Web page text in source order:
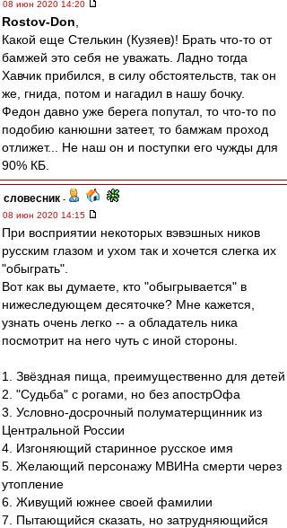
08 июн 2020 14:20
Rostov-Don
Какой еще Стелькин (Кузяев)! Брать что-то от
бамжей это себя не уважать. Ладно тогда
Хавчик прибился, в силу обстоятельств, так он
же, гнида, потом и нагадил в нашу бочку.
Федон давно уже берега попутал, то что-то по
подобию канюшни затеет, то бамжам проход
отлижет... Не наш он и поступки его чужды для
90% КБ.
словесник -
08 июн 2020 14:15
При восприятии некоторых вэвэшных ников
русским глазом и ухом так и хочется слегка их
"обыграть".
Вот как вы думаете, кто "обыгрывается" в
нижеследующем десяточке? Мне кажется,
узнать очень легко -- а обладатель ника
посмотрит на него чуть с иной стороны.
1. Звёздная пища, преимущественно для детей
2. "Судьба" с рогами, но без апострОфа
3. Условно-досрочный полуматерщинник из
Центральной России
4. Изгоняющий старинное русское имя
5. Желающий персонажу МВИНа смерти через
утопление
6. Живущий южнее своей фамилии
7. Пытающийся сказать, но затрудняющийся